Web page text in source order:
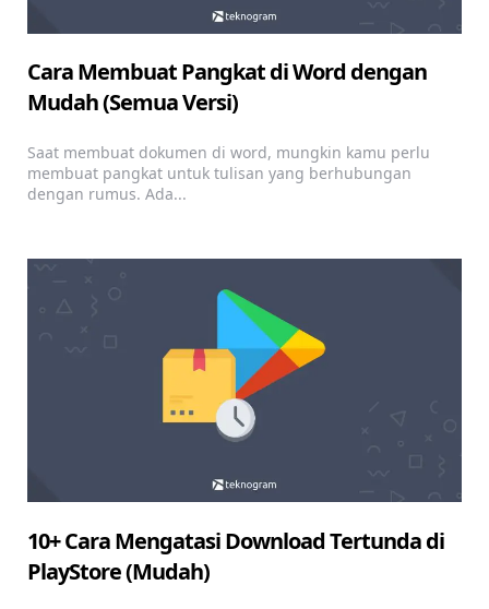
Cara Membuat Pangkat di Word dengan
Mudah (Semua Versi)
Saat membuat dokumen di word, mungkin kamu perlu
membuat pangkat untuk tulisan yang berhubungan
dengan rumus. Ada...
10+ Cara Mengatasi Download Tertunda di
PlayStore (Mudah)